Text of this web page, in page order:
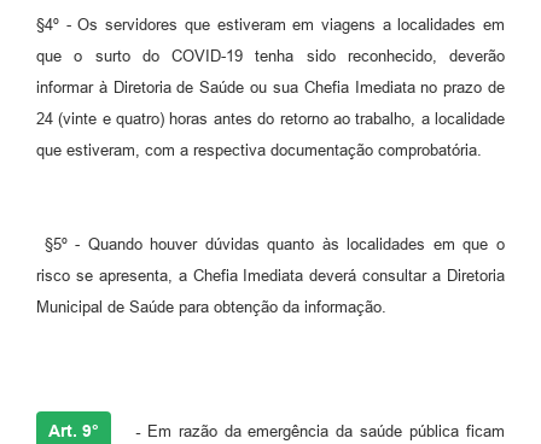
§4º - Os servidores que estiveram em viagens a localidades em
que o surto do COVID-19 tenha sido reconhecido, deverão
informar à Diretoria de Saúde ou sua Chefia Imediata no prazo de
24 (vinte e quatro) horas antes do retorno ao trabalho, a localidade
que estiveram, com a respectiva documentação comprobatória.
§5º - Quando houver dúvidas quanto às localidades em que o
risco se apresenta, a Chefia Imediata deverá consultar a Diretoria
Municipal de Saúde para obtenção da informação.
Art. 9° -Em razão da emergência da saúde pública ficam